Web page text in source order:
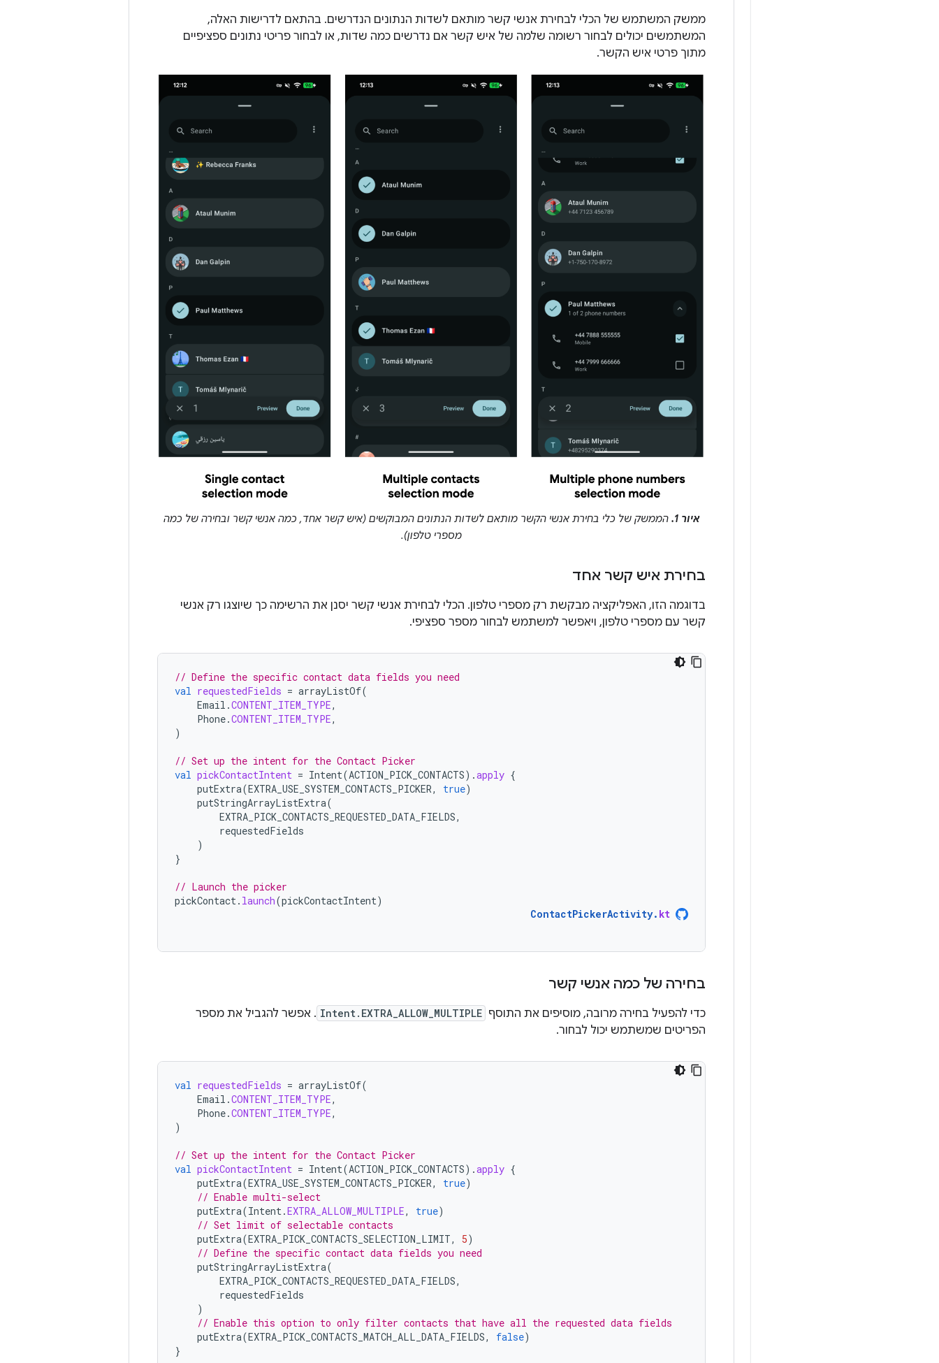
ממשק המשתמש של הכלי לבחירת אנשי קשר מותאם לשדות הנתונים הנדרשים. בהתאם לדרישות האלה,
המשתמשים יכולים לבחור רשומה שלמה של איש קשר אם נדרשים כמה שדות, או לבחור פריטי נתונים ספציפיים
מתוך פרטי איש הקשר.
איור 1.
הממשק של כלי בחירת אנשי הקשר מותאם לשדות הנתונים המבוקשים (איש קשר אחד, כמה אנשי קשר ובחירה של כמה
מספרי טלפון).
בחירת איש קשר אחד
בדוגמה הזו, האפליקציה מבקשת רק מספרי טלפון. הכלי לבחירת אנשי קשר יסנן את הרשימה כך שיוצגו רק אנשי
קשר עם מספרי טלפון, ויאפשר למשתמש לבחור מספר ספציפי.
// Define the specific contact data fields you need
val requestedFields = arrayListOf(
Email .CONTENT_ITEM_TYPE,
Phone.CONTENT_ITEM_TYPE,
)
// Set up the intent for the Contact Picker
val pickContactIntent = Intent(ACTION_PICK_CONTACTS).apply {
putExtra(EXTRA_USE_SYSTEM_CONTACTS_PICKER, true)
putStringArrayListExtra(
EXTRA_PICK_CONTACTS_REQUESTED_DATA_FIELDS,
requestedFields
)
}
// Launch the picker
pickContact . launch(pickContactIntent)
ContactPickerActivity. kt
בחירה של כמה אנשי קשר
כדי להפעיל בחירה מרובה, מוסיפים את התוסף Intent.EXTRA_ALLOW_MULTIPLE . אפשר להגביל את מספר
הפריטים שמשתמש יכול לבחור.
val requestedFields = arrayListOf(
Email .CONTENT_ITEM_TYPE,
Phone.CONTENT_ITEM_TYPE,
)
// Set up the intent for the Contact Picker
val pickContactIntent = Intent(ACTION_PICK_CONTACTS).apply {
putExtra(EXTRA_USE_SYSTEM_CONTACTS_PICKER, true)
// Enable multi-select
putExtra(Intent .EXTRA_ALLOW_MULTIPLE, true)
// Set limit of selectable contacts
putExtra(EXTRA_PICK_CONTACTS_SELECTION_LIMIT, 5)
// Define the specific contact data fields you need
putStringArrayListExtra(
EXTRA_PICK_CONTACTS_REQUESTED_DATA_FIELDS,
requestedFields
)
// Enable this option to only filter contacts that have all the requested data fields
putExtra(EXTRA_PICK_CONTACTS_MATCH_ALL_DATA_FIELDS, false)
}